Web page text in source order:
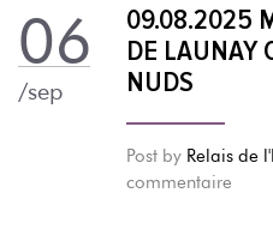
06
/sep
09.08.2025
DE LAUNAY
NUDS
Post by Relais de
commentaire